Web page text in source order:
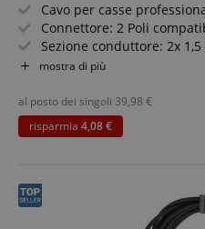
Cavo per casse
Connettore: 2 Poli
Sezione conduttore: 2x 1,5
Lunghezza: 10 m
2 pezzi in set risparmio
mostra di più
al posto dei singoli 39,98 €
risparmia 4,08 €